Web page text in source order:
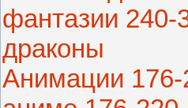
фантазии 240-
драконы
Анимации 176-